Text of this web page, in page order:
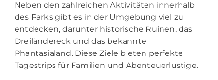
Neben den zahlreichen Aktivitäten innerhalb
des Parks gibt es in der Umgebung viel zu
entdecken, darunter historische Ruinen, das
Dreiländereck und das bekannte
Phantasialand. Diese Ziele bieten perfekte
Tagestrips für Familien und Abenteuerlustige.